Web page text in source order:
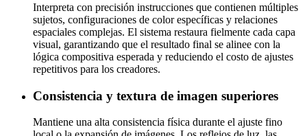
Interpreta con precisión instrucciones que contienen múltiples
sujetos, configuraciones de color específicas y relaciones
espaciales complejas. El sistema restaura fielmente cada capa
visual, garantizando que el resultado final se alinee con la
lógica compositiva esperada y reduciendo el costo de ajustes
repetitivos para los creadores.
Consistencia y textura de imagen superiores
Mantiene una alta consistencia física durante el ajuste fino